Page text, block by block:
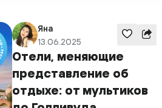
Яна
13.06.2025
Отели, меняющие
представление об
отдыхе: от мультиков